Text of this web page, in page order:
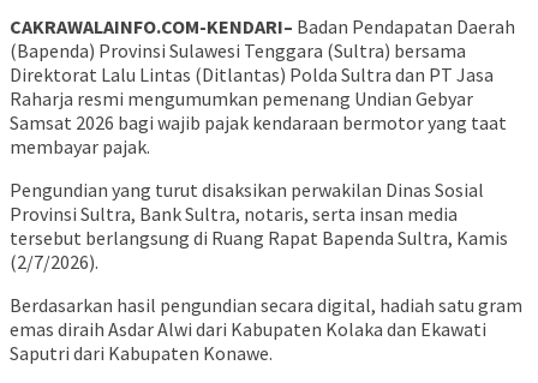
CAKRAWALAINFO.COM-KENDARI– Badan Pendapatan Daerah
(Bapenda) Provinsi Sulawesi Tenggara (Sultra) bersama
Direktorat Lalu Lintas (Ditlantas) Polda Sultra dan PT Jasa
Raharja resmi mengumumkan pemenang Undian Gebyar
Samsat 2026 bagi wajib pajak kendaraan bermotor yang taat
membayar pajak.
Pengundian yang turut disaksikan perwakilan Dinas Sosial
Provinsi Sultra, Bank Sultra, notaris, serta insan media
tersebut berlangsung di Ruang Rapat Bapenda Sultra, Kamis
(2/7/2026).
Berdasarkan hasil pengundian secara digital, hadiah satu gram
emas diraih Asdar Alwi dari Kabupaten Kolaka dan Ekawati
Saputri dari Kabupaten Konawe.